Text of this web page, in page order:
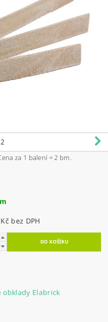
za 1 balení = 2 bm.
824,79 Kč bez DPH
obklady Elabrick